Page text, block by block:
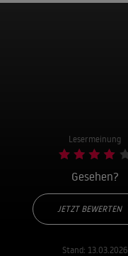
Lesermeinung
Gesehen?
JETZT BEWERTEN
Stand: 13.03.2026